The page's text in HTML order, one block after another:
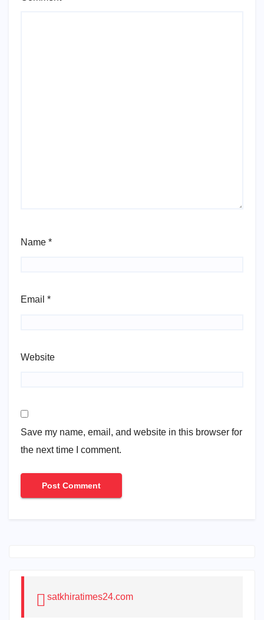
Name *
Email *
Website
Save my name, email, and website in this browser for
the next time I comment.
satkhiratimes24.com